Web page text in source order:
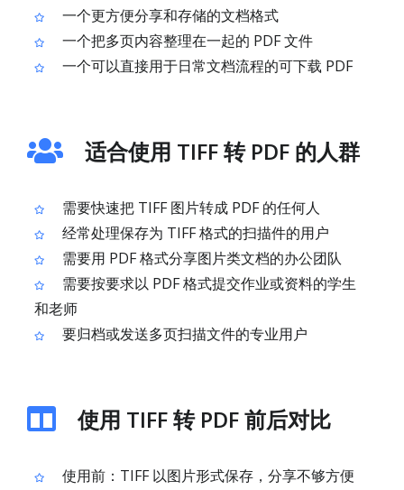
一个更方便分享和存储的文档格式
一个把多页内容整理在一起的 PDF 文件
一个可以直接用于日常文档流程的可下载 PDF
适合使用 TIFF 转 PDF 的人群
需要快速把 TIFF 图片转成 PDF 的任何人
经常处理保存为 TIFF 格式的扫描件的用户
需要用 PDF 格式分享图片类文档的办公团队
需要按要求以 PDF 格式提交作业或资料的学生
和老师
要归档或发送多页扫描文件的专业用户
使用 TIFF 转 PDF 前后对比
使用前：TIFF 以图片形式保存，分享不够方便